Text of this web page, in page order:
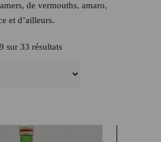
de vermouths, amaro,
et d’ailleurs.
sur 33 résultats